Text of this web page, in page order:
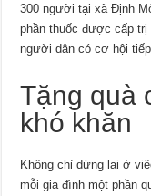
300 người tại xã Định
phần thuốc được cấp trị
người dân có cơ hội
Tặng quà
khó khăn
Không chỉ dừng lại ở
mỗi gia đình một phần